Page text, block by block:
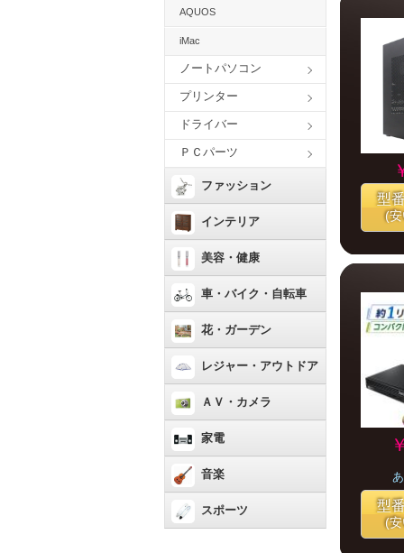
AQUOS
iMac
ノートパソコン
プリンター
ドライバー
ＰＣパーツ
ファッション
インテリア
美容・健康
車・バイク・自転車
花・ガーデン
レジャー・アウトドア
ＡＶ・カメラ
家電
音楽
スポーツ
型
(安
型
(安